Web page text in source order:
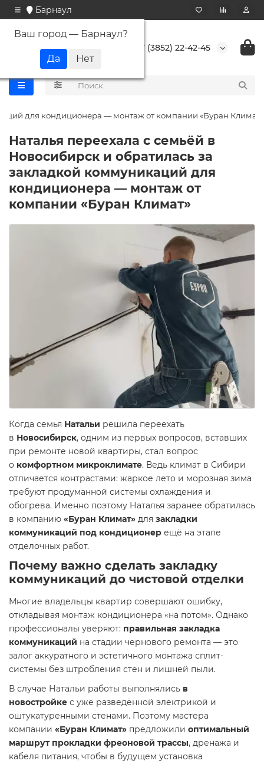
Барнаул
Ваш город — Барнаул?
+7 (3852) 22-42-45
для кондиционера — монтаж от компании «Буран Климат»
Наталья переехала с семьёй в
Новосибирск и обратилась за
закладкой коммуникаций для
кондиционера — монтаж от
компании «Буран Климат»
Когда семья Натальи решила переехать
в Новосибирск, одним из первых вопросов, вставших
при ремонте новой квартиры, стал вопрос
о комфортном микроклимате. Ведь климат в Сибири
отличается контрастами: жаркое лето и морозная зима
требуют продуманной системы охлаждения и
обогрева. Именно поэтому Наталья заранее обратилась
в компанию «Буран Климат» для закладки
коммуникаций под кондиционер ещё на этапе
отделочных работ.
Почему важно сделать закладку
коммуникаций до чистовой отделки
Многие владельцы квартир совершают ошибку,
откладывая монтаж кондиционера «на потом». Однако
профессионалы уверяют: правильная закладка
коммуникаций на стадии чернового ремонта — это
залог аккуратного и эстетичного монтажа сплит-
системы без штробления стен и лишней пыли.
В случае Натальи работы выполнялись в
новостройке с уже разведённой электрикой и
оштукатуренными стенами. Поэтому мастера
компании «Буран Климат» предложили оптимальный
маршрут прокладки фреоновой трассы, дренажа и
кабеля питания, чтобы в будущем установка